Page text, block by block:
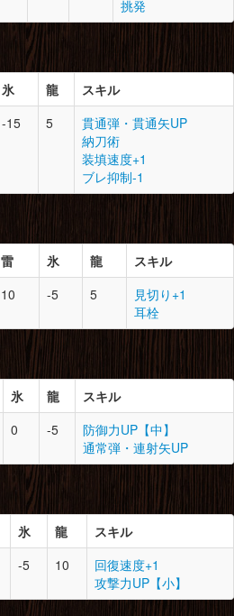
上竜骨×3
紅蓮石×1
鎧竜の甲殻×5
火炎袋×3
上竜骨×2
ドスイーオスの皮×2
火竜の尻尾×1
火竜の翼爪×1
火竜の骨髄×2
ドラグライト鉱石×3
溶岩竜のヒレ×2
溶岩竜の鱗×2
紅蓮石×3
火竜の甲殻×3
火竜の鱗×4
ドラグライト鉱石×3
挑発
角竜の甲殻×4
上竜骨×2
垂皮竜の皮×2
溶岩竜の鱗×2
溶岩竜のヒレ×3
火炎袋×2
溶岩竜の鱗×3
上竜骨×3
レビテライト鉱石×2
上質なねじれた角×1
草食竜の頭殻×1
溶岩竜の鱗×3
イーオスの皮×5
氷 龍
スキル
-15 5
貫通弾・貫通矢UP
納刀術
装填速度+1
ブレ抑制-1
必要素材
黒狼鳥の耳×2
尖ったクチバシ×2
黒狼鳥の甲殻×3
黒狼鳥のたてがみ×2
上質なねじれた角×1
角竜の甲殻×3
上質なねじれた角×1
上竜骨×1
草食竜の甲殻×3
黒狼鳥の鱗×4
黒狼鳥の甲殻×5
キラービートル×2
竜骨【大】×2
上竜骨×3
草食竜の甲殻×3
雷 氷 龍
スキル
10 -5 5
見切り+1
耳栓
必要素材
爆鎚竜の骨髄×1
爆鎚竜の耐熱殻×3
ドラグライト鉱石×3
黒狼鳥の鱗×4
黒狼鳥の甲殻×5
黒狼鳥の翼×3
ドスゲネポスの皮×2
黒狼鳥の鱗×5
黒狼鳥の翼×2
上竜骨×1
爆鎚竜の骨髄×1
爆鎚竜の耐熱殻×1
紅蓮石×1
氷 龍
スキル
0 -5
防御力UP【中】
通常弾・連射矢UP
必要素材
尾槌竜の角×2
上竜骨×2
草食竜の甲殻×3
爆鎚竜の耐熱殻×1
盾虫の甲殻×2
上竜骨×3
爆鎚竜の骨髄×1
氷 龍
スキル
-5 10
回復速度+1
攻撃力UP【小】
必要素材
天廻龍の角×2